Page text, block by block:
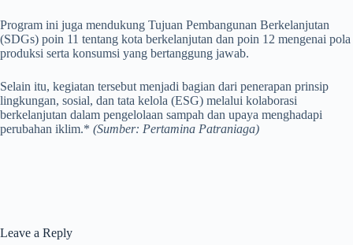
Program ini juga mendukung Tujuan Pembangunan Berkelanjutan
(SDGs) poin 11 tentang kota berkelanjutan dan poin 12 mengenai pola
produksi serta konsumsi yang bertanggung jawab.
Selain itu, kegiatan tersebut menjadi bagian dari penerapan prinsip
lingkungan, sosial, dan tata kelola (ESG) melalui kolaborasi
berkelanjutan dalam pengelolaan sampah dan upaya menghadapi
perubahan iklim.* (Sumber: Pertamina Patraniaga)
Leave a Reply